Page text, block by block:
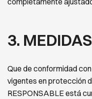
3.
Que de conformidad
vigentes en protección
RESPONSABLE está